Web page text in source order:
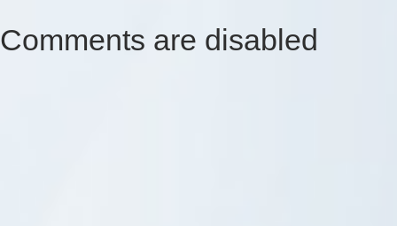
Comments are disabled